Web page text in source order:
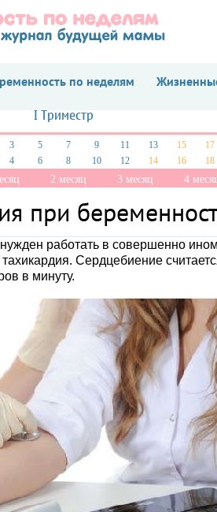
по неделям
I Триместр
3 5 7 9 11 13 15 17
4 6 8 10 12 14 16 18
2 месяц 3 месяц 4
при
работать в совершенно ином
Сердцебиение
в минуту.